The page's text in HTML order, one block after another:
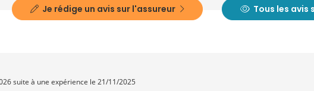
Je rédige un avis sur l'assureur Tous les avis
suite à une expérience le 21/11/2025